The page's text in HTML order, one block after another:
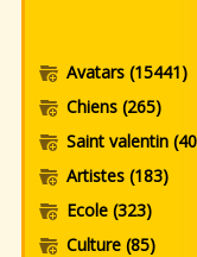
Avatars (15441)
Chiens (265)
Saint valentin
Artistes (183)
Ecole (323)
Culture (85)